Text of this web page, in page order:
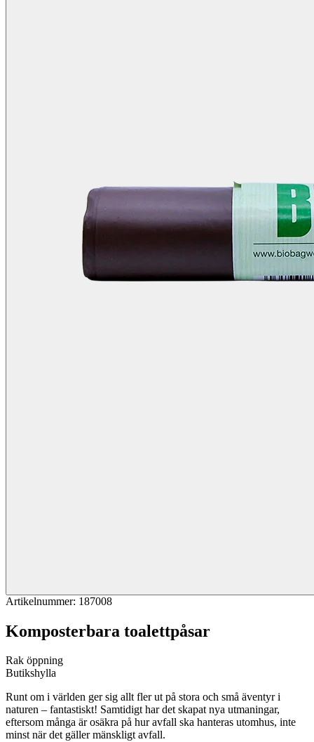
Artikelnummer: 187008
Komposterbara toalettpåsar
Rak öppning
Butikshylla
Runt om i världen ger sig allt fler ut på stora och små äventyr i
naturen – fantastiskt! Samtidigt har det skapat nya utmaningar,
eftersom många är osäkra på hur avfall ska hanteras utomhus, inte
minst när det gäller mänskligt avfall.